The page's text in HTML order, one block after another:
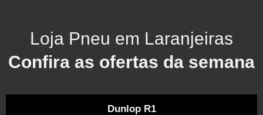
Loja Pneu em Laranjeiras
Confira as ofertas da semana
Dunlop R1